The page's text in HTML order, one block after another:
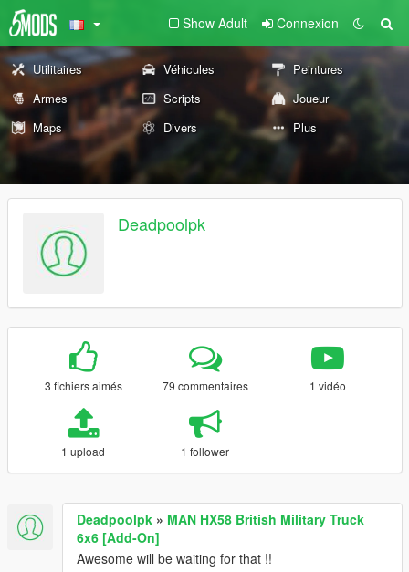
Show Adult Connexion
Utilitaires Véhicules
Peintures
Armes
Scripts
Joueur
Maps
Divers Plus
Deadpoolpk
3 fichiers aimés 79 commentaires 1 vidéo
1 upload 1 follower
Deadpoolpk » MAN HX58 British Military Truck
6x6 [Add-On]
Awesome will be waiting for that !!